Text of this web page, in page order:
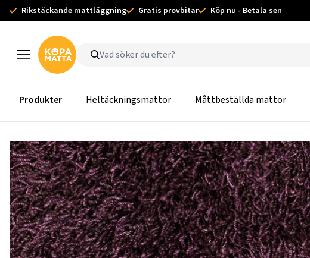
Rikstäckande mattläggning Gratis provbitar Köp nu - Betala sen
Produkter Heltäckningsmattor Måttbeställda mattor